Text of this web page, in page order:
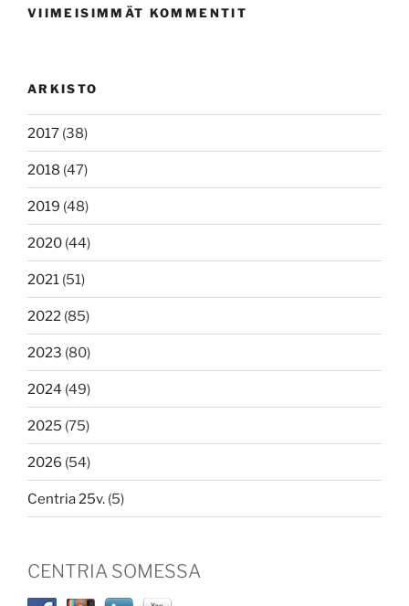
VIIMEISIMMÄT KOMMENTIT
ARKISTO
2017 (38)
2018 (47)
2019 (48)
2020 (44)
2021 (51)
2022 (85)
2023 (80)
2024 (49)
2025 (75)
2026 (54)
Centria 25v. (5)
CENTRIA SOMESSA